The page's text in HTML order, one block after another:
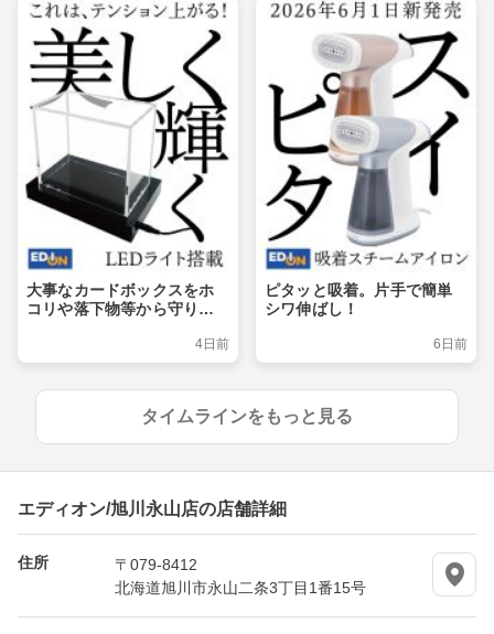
大事なカードボックスをホ
コリや落下物等から守りつ
4日前
ピタッと吸着。片手で簡単
シワ伸ばし！
6日前
タイムラインをもっと見る
エディオン/旭川永山店の店舗詳細
住所
〒079-8412
北海道旭川市永山二条3丁目1番15号